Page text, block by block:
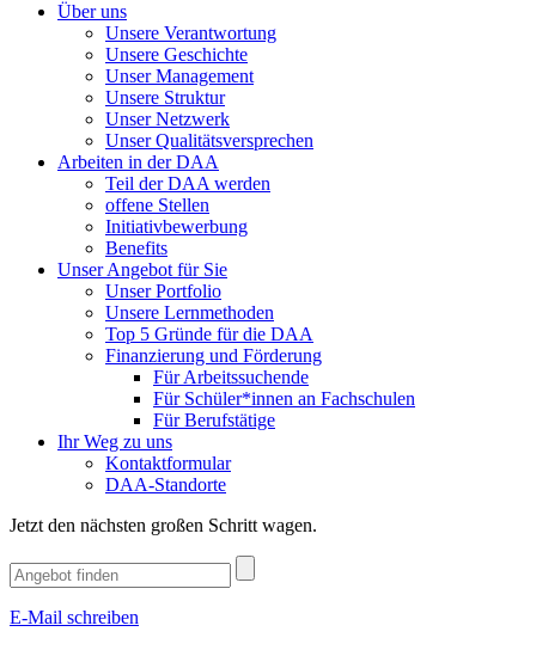
Über uns
Unsere Verantwortung
Unsere Geschichte
Unser Management
Unsere Struktur
Unser Netzwerk
Unser Qualitätsversprechen
Arbeiten in der DAA
Teil der DAA werden
offene Stellen
Initiativbewerbung
Benefits
Unser Angebot für Sie
Unser Portfolio
Unsere Lernmethoden
Top 5 Gründe für die DAA
Finanzierung und Förderung
Für Arbeitssuchende
Für Schüler*innen an Fachschulen
Für Berufstätige
Ihr Weg zu uns
Kontaktformular
DAA-Standorte
Jetzt den nächsten großen Schritt wagen.
E-Mail schreiben